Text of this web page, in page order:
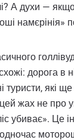
А духи —
намєрінія»
дорога в
туристи, які
жах не про
убиває». Це